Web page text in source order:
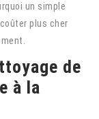
un simple
plus cher
de
à la